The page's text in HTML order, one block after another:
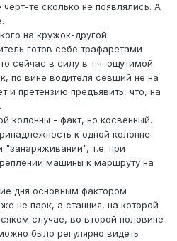
те сколько не появлялись. А
на кружок-другой
готов себе трафаретами
сейчас в силу в т.ч. ощутимой
по вине водителя севший не на
и претензию предъявить, что, на
колонны - факт, но косвенный.
к одной колонне
"занаряживании", т.е. при
машины к маршруту на
дня основным фактором
не парк, а станция, на которой
случае, во второй половине
было регулярно видеть